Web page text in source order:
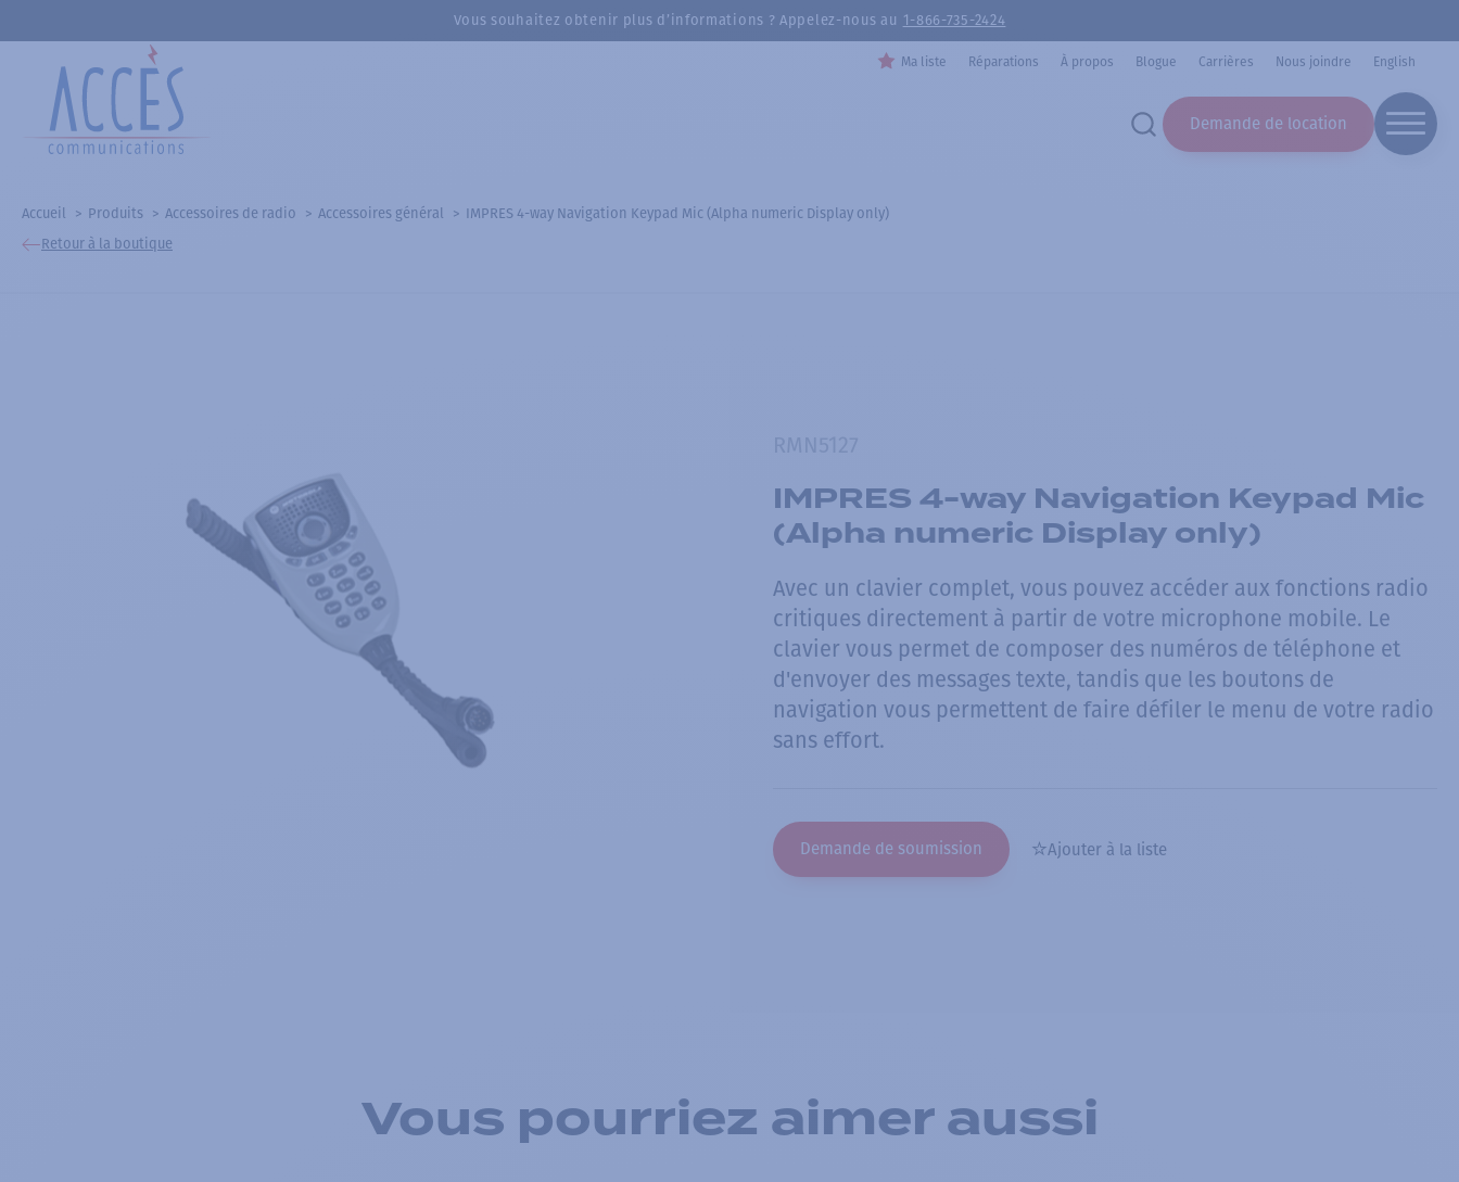
Vous souhaitez obtenir plus d’informations ? Appelez-nous au 1-866-735-2424
Ma liste Réparations À propos Blogue Carrières Nous joindre English
Demande de location
Accueil Produits Accessoires de radio Accessoires général
IMPRES 4-way Navigation Keypad Mic (Alpha numeric Display only)
Retour à la boutique
IMPRES 4-way Navigation Keypad Mic
(Alpha numeric Display only)
Avec un clavier complet, vous pouvez accéder aux fonctions radio
critiques directement à partir de votre microphone mobile. Le
clavier vous permet de composer des numéros de téléphone et
d'envoyer des messages texte, tandis que les boutons de
navigation vous permettent de faire défiler le menu de votre radio
sans effort.
Demande de soumission Ajouter à la liste
Vous pourriez aimer aussi